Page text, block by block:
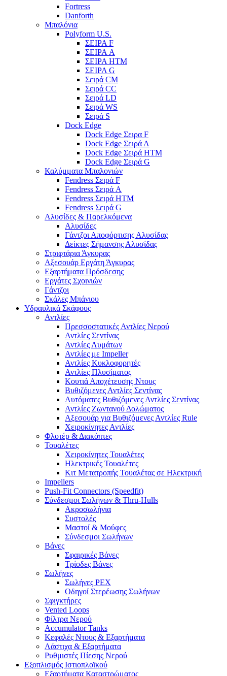
Fortress
Danforth
Μπαλόνια
Polyform U.S.
ΣΕΙΡΑ F
ΣΕΙΡΑ A
ΣΕΙΡΑ HTM
ΣΕΙΡΑ G
Σειρά CM
Σειρά CC
Σειρά LD
Σειρά WS
Σειρά S
Dock Edge
Dock Edge Σειρα F
Dock Edge Σειρά Α
Dock Edge Σειρά HTM
Dock Edge Σειρά G
Καλύμματα Μπαλονιών
Fendress Σειρά F
Fendress Σειρά A
Fendress Σειρά HTM
Fendress Σειρά G
Αλυσίδες & Παρελκόμενα
Αλυσίδες
Γάντζοι Αποφόρτισης Αλυσίδας
Δείκτες Σήμανσης Αλυσίδας
Στριφτάρια Άγκυρας
Αξεσουάρ Εργάτη Άγκυρας
Εξαρτήματα Πρόσδεσης
Εργάτες Σχοινιών
Γάντζοι
Σκάλες Μπάνιου
Υδραυλικά Σκάφους
Αντλίες
Πρεσσοστατικές Αντλίες Νερού
Αντλίες Σεντίνας
Αντλίες Λυμάτων
Αντλίες με Impeller
Αντλίες Κυκλοφορητές
Αντλίες Πλυσίματος
Κουτιά Αποχέτευσης Ντους
Βυθιζόμενες Αντλίες Σεντίνας
Αυτόματες Βυθιζόμενες Αντλίες Σεντίνας
Αντλίες Ζωντανού Δολώματος
Αξεσουάρ για Βυθιζόμενες Αντλίες Rule
Χειροκίνητες Αντλίες
Φλοτέρ & Διακόπτες
Τουαλέτες
Χειροκίνητες Τουαλέτες
Ηλεκτρικές Τουαλέτες
Κιτ Μετατροπής Τουαλέτας σε Ηλεκτρική
Impellers
Push-Fit Connectors (Speedfit)
Σύνδεσμοι Σωλήνων & Thru-Hulls
Ακροσωλήνια
Συστολές
Μαστοί & Μούφες
Σύνδεσμοι Σωλήνων
Βάνες
Σφαιρικές Βάνες
Τρίοδες Βάνες
Σωλήνες
Σωλήνες PEX
Οδηγοί Στερέωσης Σωλήνων
Σφιγκτήρες
Vented Loops
Φίλτρα Νερού
Accumulator Tanks
Κεφαλές Ντους & Εξαρτήματα
Λάστιχα & Εξαρτήματα
Ρυθμιστές Πίεσης Νερού
Εξοπλισμός Ιστιοπλοϊκού
Εξαρτήματα Καταστρώματος